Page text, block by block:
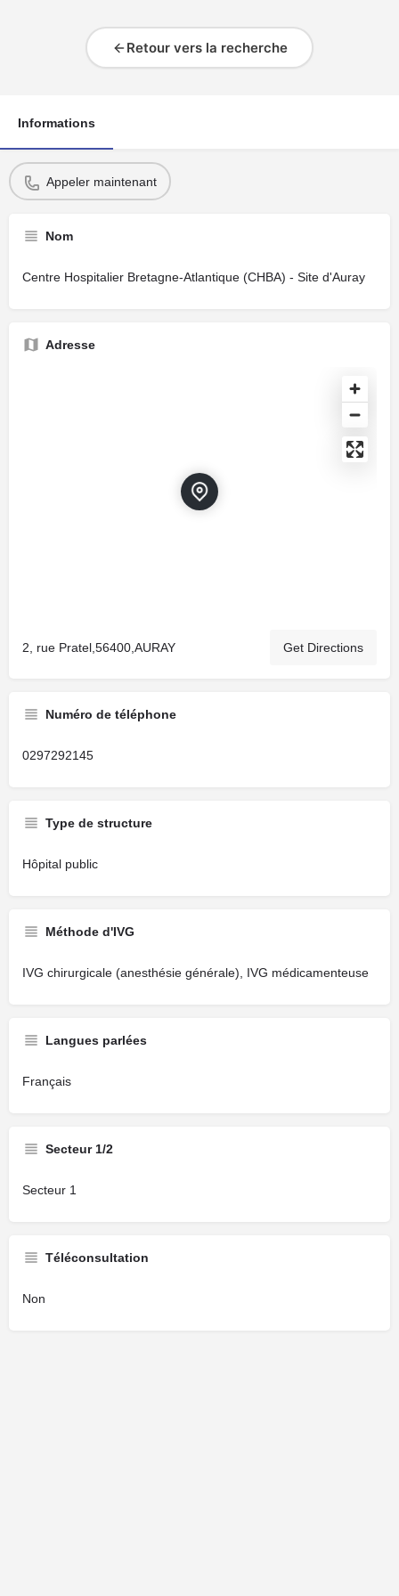
Retour vers la recherche
Informations
Appeler maintenant
Nom
Centre Hospitalier Bretagne-Atlantique (CHBA) - Site d'Auray
Adresse
2, rue Pratel,56400,AURAY Get Directions
Numéro de téléphone
0297292145
Type de structure
Hôpital public
Méthode d'IVG
IVG chirurgicale (anesthésie générale), IVG médicamenteuse
Langues parlées
Français
Secteur 1/2
Secteur 1
Téléconsultation
Non